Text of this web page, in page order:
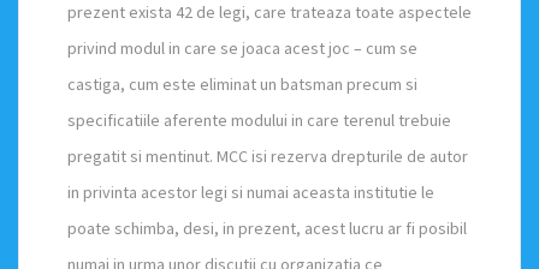
prezent exista 42 de legi, care trateaza toate aspectele
privind modul in care se joaca acest joc – cum se
castiga, cum este eliminat un batsman precum si
specificatiile aferente modului in care terenul trebuie
pregatit si mentinut. MCC isi rezerva drepturile de autor
in privinta acestor legi si numai aceasta institutie le
poate schimba, desi, in prezent, acest lucru ar fi posibil
numai in urma unor discutii cu organizatia ce